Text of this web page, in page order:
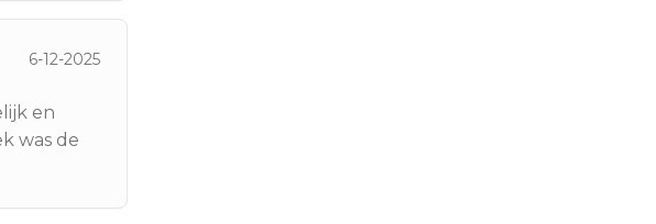
6-12-2025
en
was de